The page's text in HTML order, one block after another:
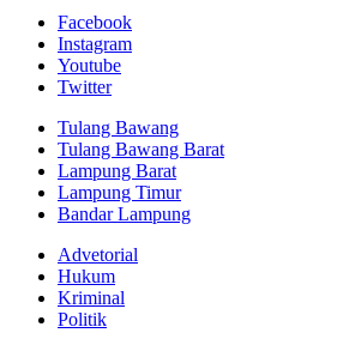
Facebook
Instagram
Youtube
Twitter
Tulang Bawang
Tulang Bawang Barat
Lampung Barat
Lampung Timur
Bandar Lampung
Advetorial
Hukum
Kriminal
Politik